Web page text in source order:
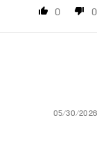
0 0
05/30/2026